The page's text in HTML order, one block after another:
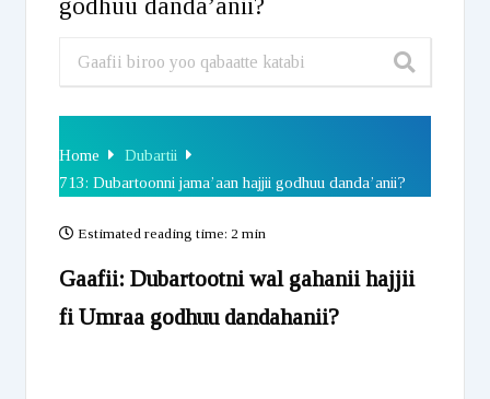
godhuu danda’anii?
Home
Dubartii
713: Dubartoonni jama’aan hajjii godhuu danda’anii?
Estimated reading time: 2 min
Gaafii: Dubartootni wal gahanii hajjii
fi Umraa godhuu dandahanii?